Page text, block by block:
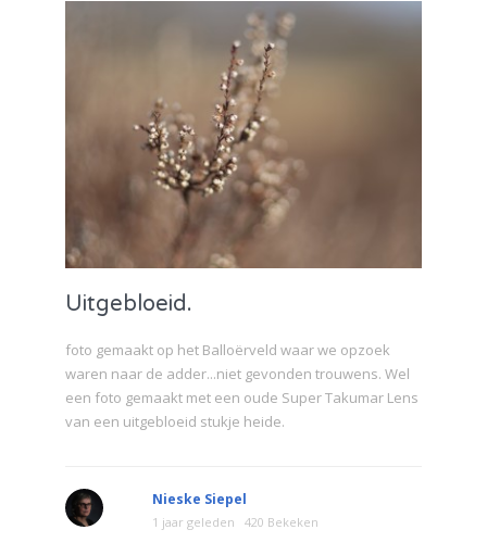
Uitgebloeid.
foto gemaakt op het Balloërveld waar we opzoek
waren naar de adder...niet gevonden trouwens. Wel
een foto gemaakt met een oude Super Takumar Lens
van een uitgebloeid stukje heide.
Nieske Siepel
1 jaar geleden 420 Bekeken